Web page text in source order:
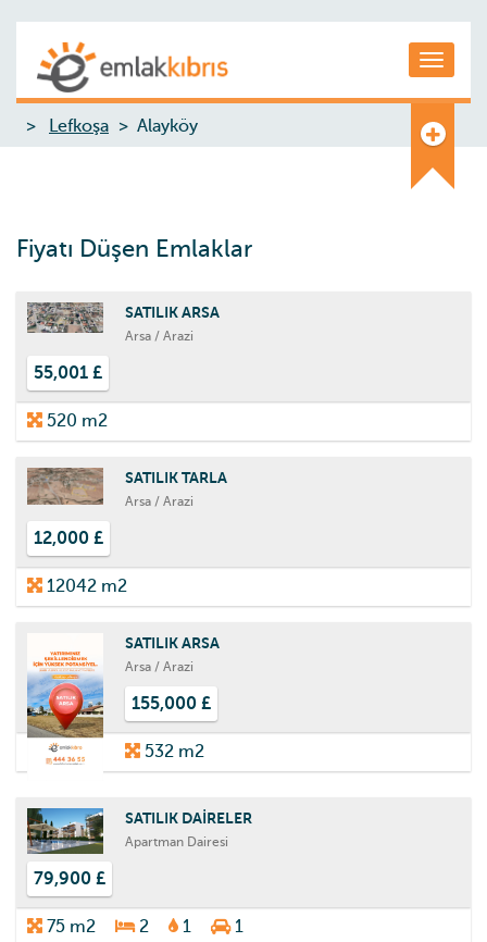
Lefkoşa Alayköy
Fiyatı Düşen Emlaklar
SATILIK ARSA
Arsa / Arazi
55,001 £
520 m2
SATILIK TARLA
Arsa / Arazi
12,000 £
12042 m2
SATILIK ARSA
Arsa / Arazi
155,000 £
532 m2
SATILIK DAİRELER
Apartman Dairesi
79,900 £
75 m2 2 1 1